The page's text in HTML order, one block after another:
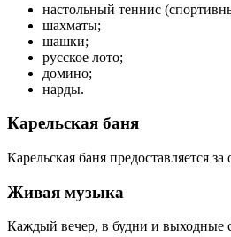
настольный теннис
шахматы;
шашки;
русское лото;
домино;
нарды.
Карельская баня
Карельская баня предоставляется
Живая музыка
Каждый вечер, в будни и выходные